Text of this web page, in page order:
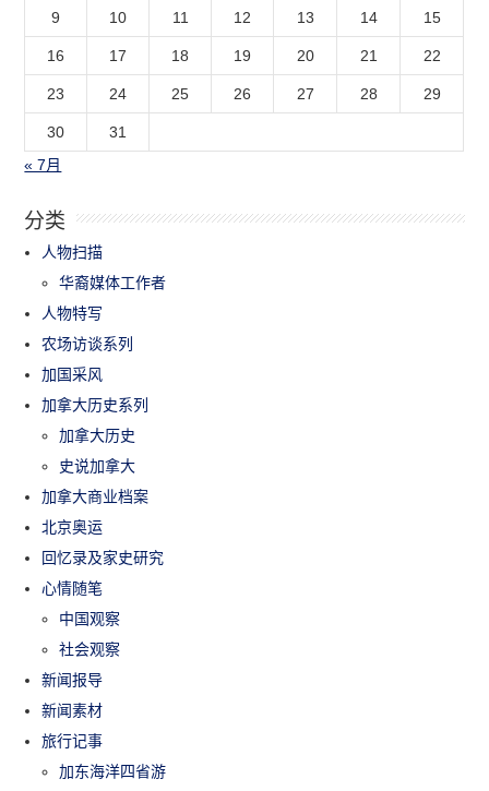
9 10 11 12 13 14 15
16 17 18 19 20 21 22
23 24 25 26 27 28 29
30
31
« 7月
分类
人物扫描
华裔媒体工作者
人物特写
农场访谈系列
加国采风
加拿大历史系列
加拿大历史
史说加拿大
加拿大商业档案
北京奥运
回忆录及家史研究
心情随笔
中国观察
社会观察
新闻报导
新闻素材
旅行记事
加东海洋四省游